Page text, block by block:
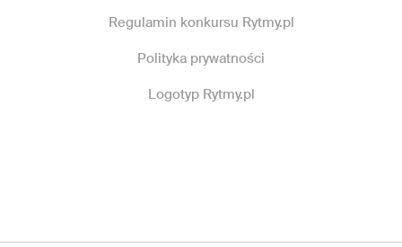
Regulamin konkursu Rytmy.pl
Polityka prywatności
Logotyp Rytmy.pl